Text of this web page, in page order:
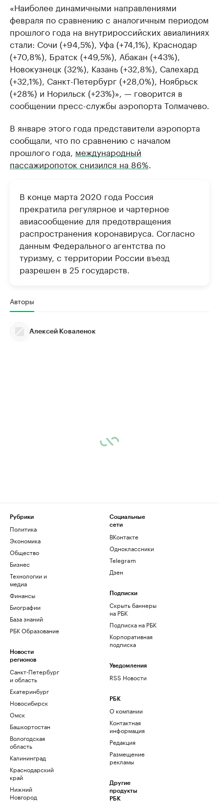
«Наиболее динамичными направлениями
февраля по сравнению с аналогичным периодом
прошлого года на внутрироссийских авиалиниях
стали: Сочи (+94,5%), Уфа (+74,1%), Краснодар
(+70,8%), Братск (+49,5%), Абакан (+43%),
Новокузнецк (32%), Казань (+32,8%), Салехард
(+32,1%), Санкт-Петербург (+28,0%), Ноябрьск
(+28%) и Норильск (+23%)», — говорится в
сообщении пресс-службы аэропорта Толмачево.
В январе этого года представители аэропорта
сообщали, что по сравнению с началом
прошлого года, международный
пассажиропоток снизился на 86%
В конце марта 2020 года Россия
прекратила регулярное и чартерное
авиасообщение для предотвращения
распространения коронавируса. Согласно
данным Федерального агентства по
туризму, с территории России въезд
разрешен в 25 государств.
Авторы
Алексей Коваленок
Рубрики
Политика
Экономика
Общество
Бизнес
Технологии и
медиа
Финансы
Биографии
База знаний
РБК Образование
Новости
регионов
Санкт-Петербург
и область
Екатеринбург
Новосибирск
Омск
Башкортостан
Вологодская
область
Калининград
Краснодарский
край
Нижний
Новгород
Социальные
сети
ВКонтакте
Одноклассники
Telegram
Дзен
Подписки
Скрыть баннеры
на РБК
Подписка на РБК
Корпоративная
подписка
Уведомления
RSS Новости
РБК
О компании
Контактная
информация
Редакция
Размещение
рекламы
Другие
продукты
РБК